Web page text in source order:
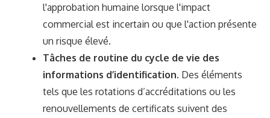
l'approbation humaine lorsque l'impact
commercial est incertain ou que l'action présente
un risque élevé.
Tâches de routine du cycle de vie des
informations d’identification. Des éléments
tels que les rotations d’accréditations ou les
renouvellements de certificats suivent des